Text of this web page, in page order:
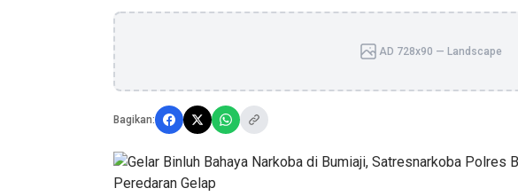
AD 728x90 — Landscape
Bagikan: